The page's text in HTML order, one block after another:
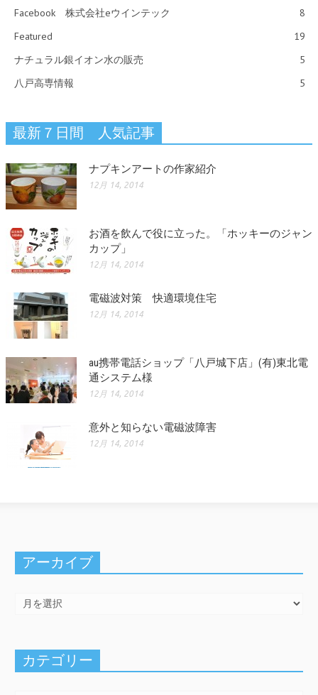
Facebook 株式会社eウインテック
8
Featured
19
ナチュラル銀イオン水の販売
5
八戸高専情報
5
最新７日間 人気記事
ナプキンアートの作家紹介
12月 14, 2014
お酒を飲んで役に立った。「ホッキーのジャン
カップ」
12月 14, 2014
電磁波対策 快適環境住宅
12月 14, 2014
au携帯電話ショップ「八戸城下店」(有)東北電
通システム様
12月 14, 2014
意外と知らない電磁波障害
12月 14, 2014
アーカイブ
カテゴリー